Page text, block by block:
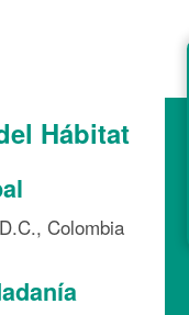
Hábitat
Colombia